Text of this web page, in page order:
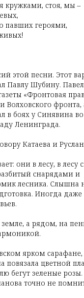
кружками, стоя, мы –
павших героями,
этой песни. Этот
Павлу Шубину.
«Фронтовая
Волховского фронта,
в боях у Синявина
Ленинграда.
Катаева и
они в лесу, в лесу
снарядами и
лесника. Слышна
Иногда даже
земле, а рядом, на
ярком сарафане,
повязала цветной
бегут зеленые
точно не